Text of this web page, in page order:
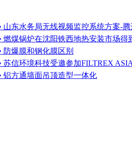
山东水务局无线视频监控系统方案-
燃煤锅炉在沈阳铁西地热安装市场得
防爆膜和钢化膜区别
苏信环境科技受邀参加FILTREX
铝方通墙面吊顶造型一体化